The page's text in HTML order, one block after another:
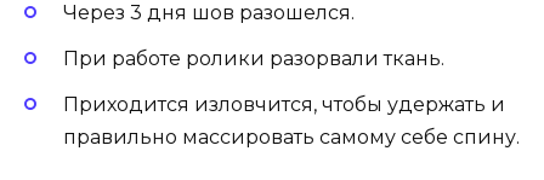
Через 3 дня шов разошелся.
При работе ролики разорвали ткань.
Приходится изловчится, чтобы удержать и
правильно массировать самому себе спину.